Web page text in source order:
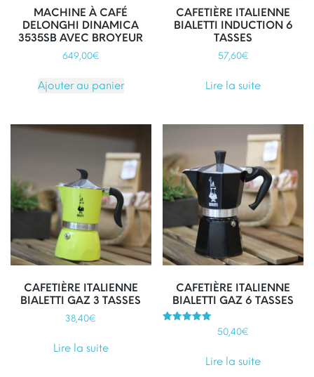
MACHINE À CAFÉ
DELONGHI DINAMICA
3535SB AVEC BROYEUR
649,00€
Ajouter au panier
CAFETIÈRE ITALIENNE
BIALETTI INDUCTION 6
TASSES
57,60€
Lire la suite
CAFETIÈRE ITALIENNE
BIALETTI GAZ 3 TASSES
38,40€
Lire la suite
CAFETIÈRE ITALIENNE
BIALETTI GAZ 6 TASSES
50,40€
Lire la suite